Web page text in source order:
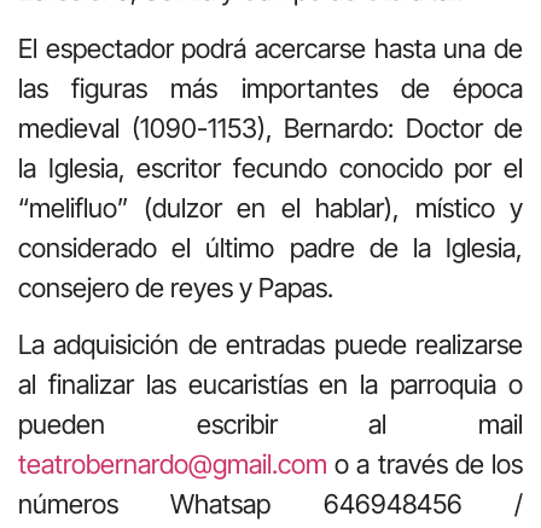
El espectador podrá acercarse hasta una de
las figuras más importantes de época
medieval (1090-1153), Bernardo: Doctor de
la Iglesia, escritor fecundo conocido por el
“melifluo” (dulzor en el hablar), místico y
considerado el último padre de la Iglesia,
consejero de reyes y Papas.
La adquisición de entradas puede realizarse
al finalizar las eucaristías en la parroquia o
pueden escribir al mail
teatrobernardo@gmail.com o a través de los
números Whatsap 646948456 /